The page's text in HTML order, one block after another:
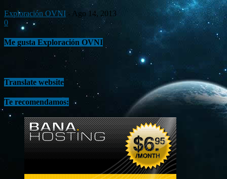
Exploración OVNI - Ago 14, 2013
0
Me gusta Exploración OVNI
Translate website
Te recomendamos: